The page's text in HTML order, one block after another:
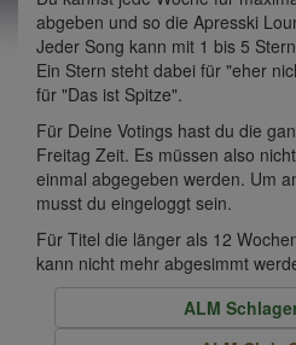
abgeben und so die Apresski
Jeder Song kann mit 1 bis 5
Ein Stern steht dabei für "eher
für "Das ist Spitze".
Für Deine Votings hast du die
Freitag Zeit. Es müssen also
einmal abgegeben werden. Um
musst du eingeloggt sein.
Für Titel die länger als 12
kann nicht mehr abgesimmt
ALM